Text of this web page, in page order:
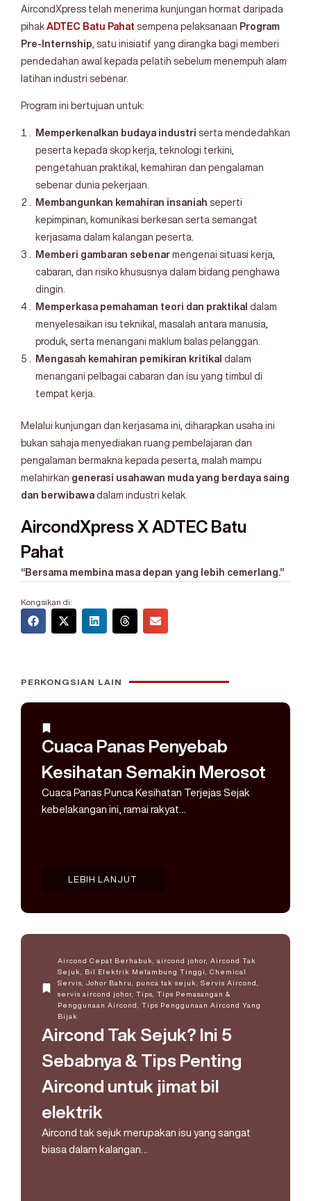
AircondXpress telah menerima kunjungan hormat daripada
pihak ADTEC Batu Pahat sempena pelaksanaan Program
Pre-Internship , satu inisiatif yang dirangka bagi memberi
pendedahan awal kepada pelatih sebelum menempuh alam
latihan industri sebenar.
Program ini bertujuan untuk:
Memperkenalkan budaya industri serta mendedahkan
peserta kepada skop kerja, teknologi terkini,
pengetahuan praktikal, kemahiran dan pengalaman
sebenar dunia pekerjaan.
Membangunkan kemahiran insaniah seperti
kepimpinan, komunikasi berkesan serta semangat
kerjasama dalam kalangan peserta.
Memberi gambaran sebenar mengenai situasi kerja,
cabaran, dan risiko khususnya dalam bidang penghawa
dingin.
Memperkasa pemahaman teori dan praktikal dalam
menyelesaikan isu teknikal, masalah antara manusia,
produk, serta menangani maklum balas pelanggan.
Mengasah kemahiran pemikiran kritikal dalam
menangani pelbagai cabaran dan isu yang timbul di
tempat kerja.
Melalui kunjungan dan kerjasama ini, diharapkan usaha ini
bukan sahaja menyediakan ruang pembelajaran dan
pengalaman bermakna kepada peserta, malah mampu
melahirkan generasi usahawan muda yang berdaya saing
dan berwibawa dalam industri kelak.
AircondXpress X ADTEC Batu
Pahat
“Bersama membina masa depan yang lebih cemerlang.”
Kongsikan di:
PERKONGSIAN LAIN
Cuaca Panas Penyebab
Kesihatan Semakin Merosot
Cuaca Panas Punca Kesihatan Terjejas Sejak
kebelakangan ini, ramai rakyat…
LEBIH LANJUT
Aircond Cepat Berhabuk aircond johor,
Aircond Tak
Sejuk
Bil Elektrik Melambung Tinggi
Chemical
Servis
Johor Bahru punca tak sejuk Servis Aircond
servis aircond johor, Tips
Tips Pemasangan &
Penggunaan Aircond
Tips Penggunaan Aircond Yang
Bijak
Aircond Tak Sejuk? Ini 5
Sebabnya & Tips Penting
Aircond untuk jimat bil
elektrik
Aircond tak sejuk merupakan isu yang sangat
biasa dalam kalangan…